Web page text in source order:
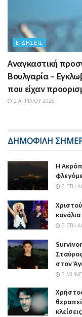
ΕΙΔΉΣΕΙΣ
Αναγκαστική
Βουλγαρία –
που είχαν
2 ΑΠΡΙΛΊΟΥ 2026
ΔΗΜΟΦΙΛΗ
Η
3 ΈΤΗ
κανάλια
3 ΈΤΗ
στον
3